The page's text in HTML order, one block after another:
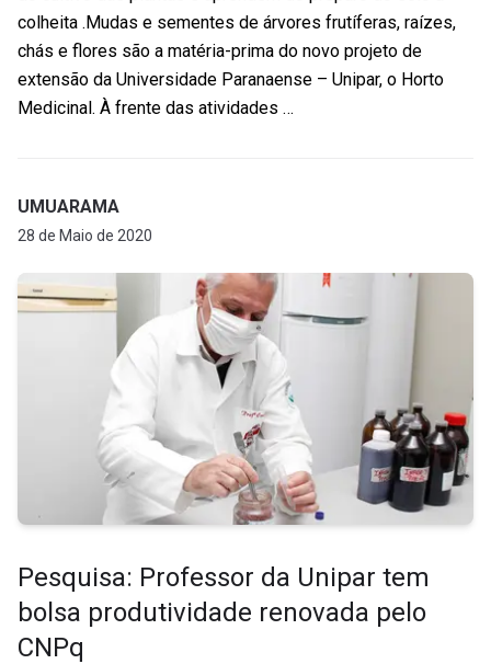
colheita .Mudas e sementes de árvores frutíferas, raízes,
chás e flores são a matéria-prima do novo projeto de
extensão da Universidade Paranaense – Unipar, o Horto
Medicinal. À frente das atividades …
UMUARAMA
28 de Maio de 2020
Pesquisa: Professor da Unipar tem
bolsa produtividade renovada pelo
CNPq